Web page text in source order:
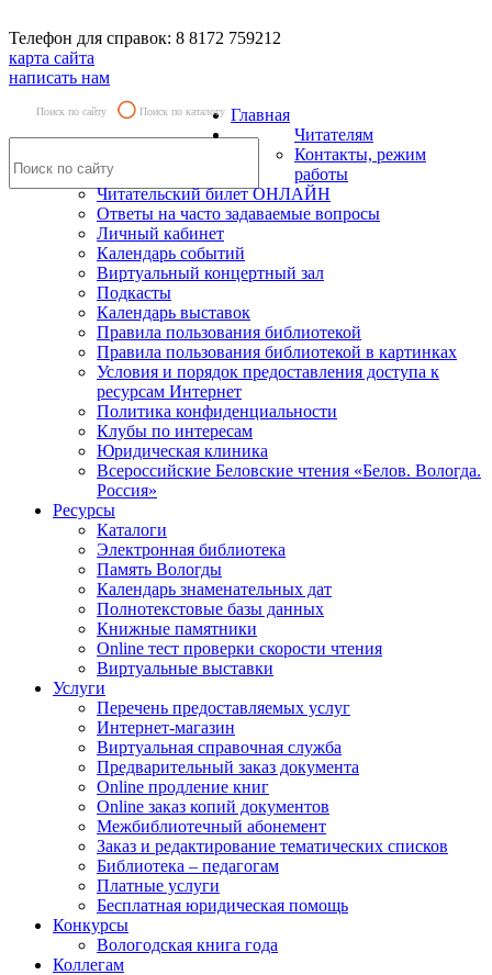
Телефон для справок: 8 8172 759212
карта сайта
написать нам
Поиск по сайту Поиск по каталогу Главная
Читателям
Контакты, режим
работы
Читательский билет ОНЛАЙН
Ответы на часто задаваемые вопросы
Личный кабинет
Календарь событий
Виртуальный концертный зал
Подкасты
Календарь выставок
Правила пользования библиотекой
Правила пользования библиотекой в картинках
Условия и порядок предоставления доступа к
ресурсам Интернет
Политика конфиденциальности
Клубы по интересам
Юридическая клиника
Всероссийские Беловские чтения «Белов. Вологда.
Россия»
Ресурсы
Каталоги
Электронная библиотека
Память Вологды
Календарь знаменательных дат
Полнотекстовые базы данных
Книжные памятники
Online тест проверки скорости чтения
Виртуальные выставки
Услуги
Перечень предоставляемых услуг
Интернет-магазин
Виртуальная справочная служба
Предварительный заказ документа
Online продление книг
Online заказ копий документов
Межбиблиотечный абонемент
Заказ и редактирование тематических списков
Библиотека – педагогам
Платные услуги
Бесплатная юридическая помощь
Конкурсы
Вологодская книга года
Коллегам